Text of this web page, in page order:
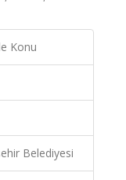
Konu
Belediyesi